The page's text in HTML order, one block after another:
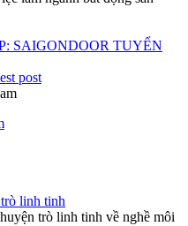
SAIGONDOOR TUYỂN
post
linh tinh
trò linh tinh về nghề môi